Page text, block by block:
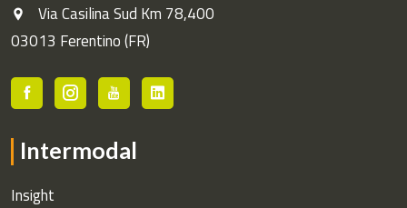
Via Casilina Sud Km 78,400
03013 Ferentino (FR)
Intermodal
Insight